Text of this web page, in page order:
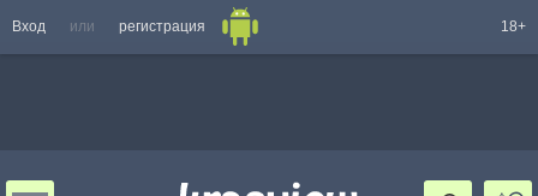
Вход или регистрация 18+